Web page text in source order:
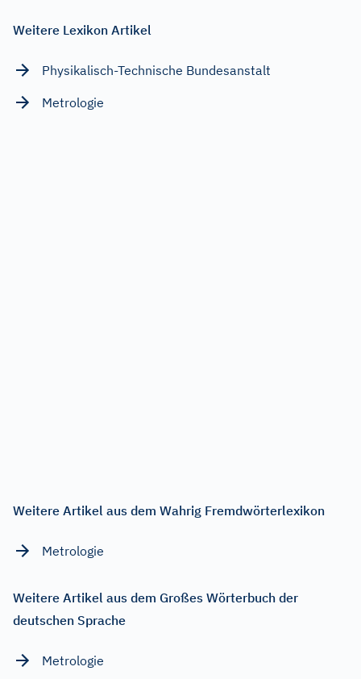
Weitere Lexikon Artikel
Physikalisch-Technische Bundesanstalt
Metrologie
Weitere Artikel aus dem Wahrig Fremdwörterlexikon
Metrologie
Weitere Artikel aus dem Großes Wörterbuch der
deutschen Sprache
Metrologie